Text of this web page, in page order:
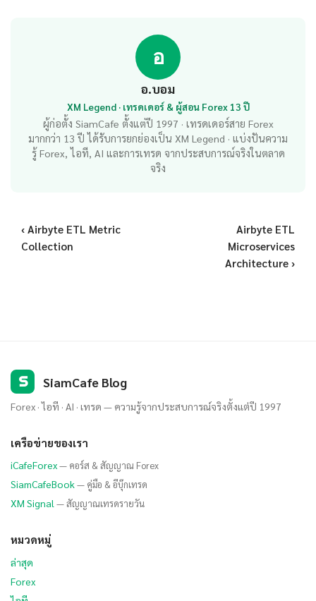
อ
อ.บอม
XM Legend · เทรดเดอร์ & ผู้สอน Forex 13 ปี
ผู้ก่อตั้ง SiamCafe ตั้งแต่ปี 1997 · เทรดเดอร์สาย Forex
มากกว่า 13 ปี ได้รับการยกย่องเป็น XM Legend · แบ่งปันความ
รู้ Forex, ไอที, AI และการเทรด จากประสบการณ์จริงในตลาด
จริง
‹ Airbyte ETL Metric
Collection
Airbyte ETL
Microservices
Architecture ›
S SiamCafe Blog
Forex · ไอที · AI · เทรด — ความรู้จากประสบการณ์จริงตั้งแต่ปี 1997
เครือข่ายของเรา
iCafeForex— คอร์ส & สัญญาณ Forex
SiamCafeBook— คู่มือ & อีบุ๊กเทรด
XM Signal — สัญญาณเทรดรายวัน
หมวดหมู่
ล่าสุด
Forex